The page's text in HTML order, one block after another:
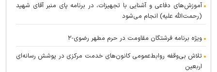
آموزش‌های دفاعی و آشنایی با تجهیزات، در برنامه پای منبر آقای شهید
(رحمت‌الله علیه) انجام می‌شود
ویژه برنامه فرشتگان مقاومت در حرم مطهر رضوی-۲
تلاش بی‌وقفه روابط‌عمومی کانون‌های خدمت مرکزی در پوشش رسانه‌ای
اربعین